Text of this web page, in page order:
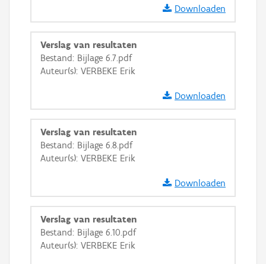
Downloaden
Verslag van resultaten
Bestand: Bijlage 6.7.pdf
Auteur(s): VERBEKE Erik
Downloaden
Verslag van resultaten
Bestand: Bijlage 6.8.pdf
Auteur(s): VERBEKE Erik
Downloaden
Verslag van resultaten
Bestand: Bijlage 6.10.pdf
Auteur(s): VERBEKE Erik